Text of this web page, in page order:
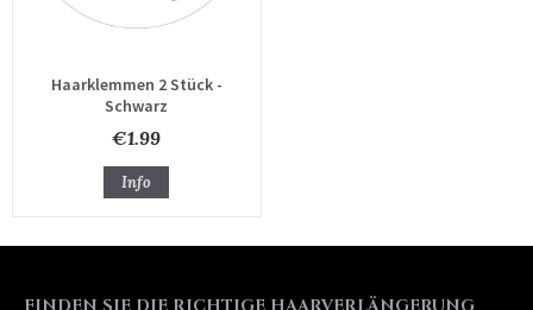
Haarklemmen 2 Stück -
Schwarz
€1.99
Info
FINDEN SIE DIE RICHTIGE HAARVERLÄNGERUNG